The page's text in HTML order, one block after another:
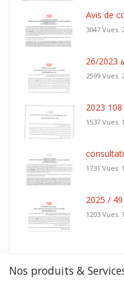
Avis de
3047 Vues.
2599 Vues.
1537 Vues.
1731 Vues.
1203 Vues.
Nos produits &